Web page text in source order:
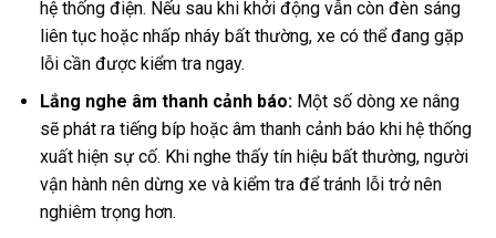
hệ thống điện. Nếu sau khi khởi động vẫn còn đèn sáng
liên tục hoặc nhấp nháy bất thường, xe có thể đang gặp
lỗi cần được kiểm tra ngay.
Lắng nghe âm thanh cảnh báo: Một số dòng xe nâng
sẽ phát ra tiếng bíp hoặc âm thanh cảnh báo khi hệ thống
xuất hiện sự cố. Khi nghe thấy tín hiệu bất thường, người
vận hành nên dừng xe và kiểm tra để tránh lỗi trở nên
nghiêm trọng hơn.